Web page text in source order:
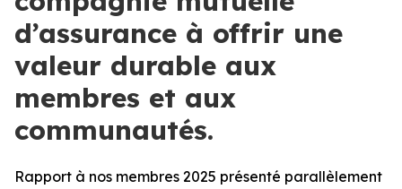
d’assurance à offrir une
valeur durable aux
membres et aux
communautés.
Rapport à nos membres 2025 présenté parallèlement